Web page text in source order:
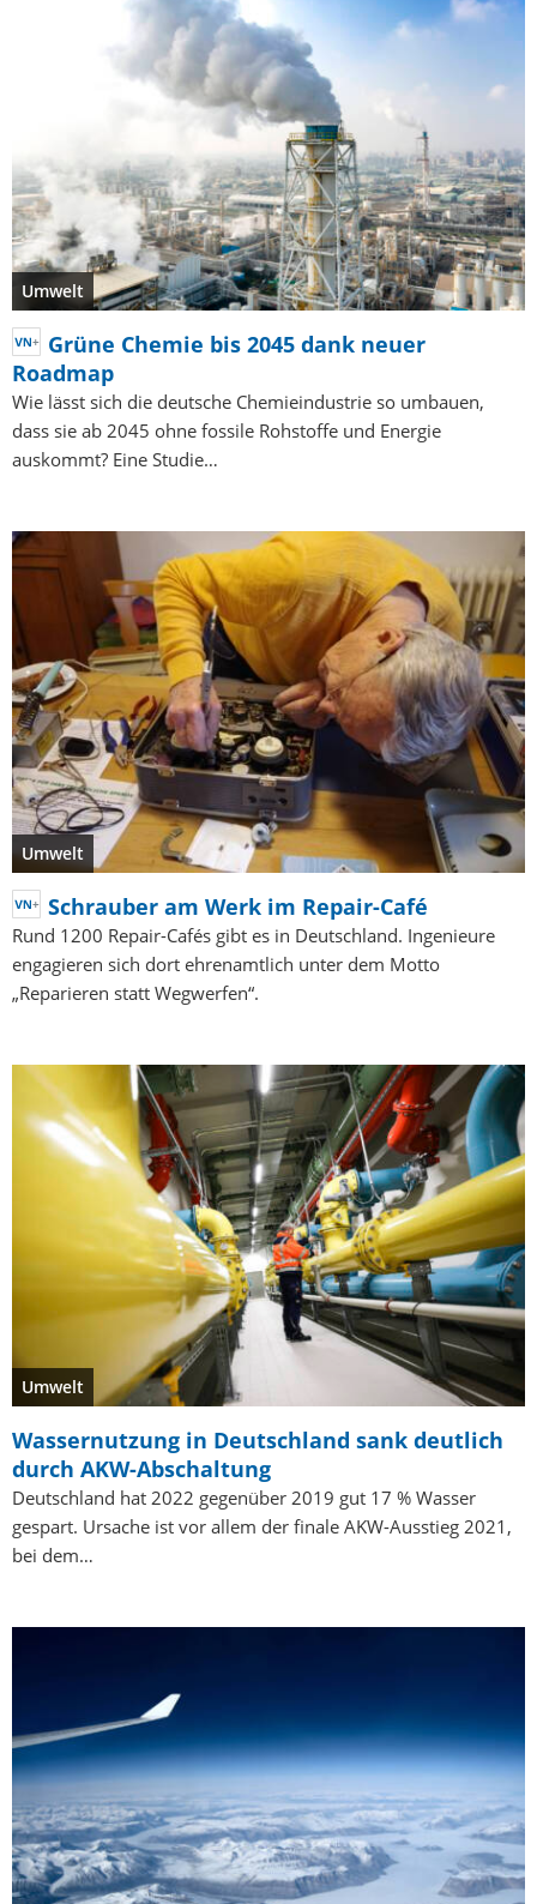
Umwelt
Grüne Chemie bis 2045 dank neuer
Roadmap
Wie lässt sich die deutsche Chemieindustrie so umbauen,
dass sie ab 2045 ohne fossile Rohstoffe und Energie
auskommt? Eine Studie…
Umwelt
Schrauber am Werk im Repair-Café
Rund 1200 Repair-Cafés gibt es in Deutschland. Ingenieure
engagieren sich dort ehrenamtlich unter dem Motto
„Reparieren statt Wegwerfen“.
Umwelt
Wassernutzung in Deutschland sank deutlich
durch AKW-Abschaltung
Deutschland hat 2022 gegenüber 2019 gut 17 % Wasser
gespart. Ursache ist vor allem der finale AKW-Ausstieg 2021,
bei dem…